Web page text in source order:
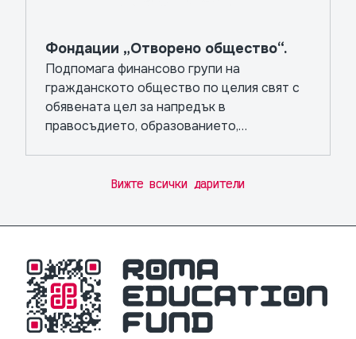
Фондации „Отворено общество“.
Подпомага финансово групи на
гражданското общество по целия свят с
обявената цел за напредък в
правосъдието, образованието,
Вижте всички дарители